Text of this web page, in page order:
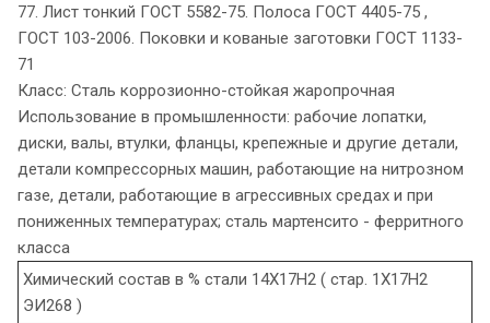
77. Лист тонкий ГОСТ 5582-75. Полоса ГОСТ 4405-75 ,
ГОСТ 103-2006. Поковки и кованые заготовки ГОСТ 1133-
71
Класс: Сталь коррозионно-стойкая жаропрочная
Использование в промышленности: рабочие лопатки,
диски, валы, втулки, фланцы, крепежные и другие детали,
детали компрессорных машин, работающие на нитрозном
газе, детали, работающие в агрессивных средах и при
пониженных температурах; сталь мартенсито - ферритного
класса
Химический состав в % стали 14Х17Н2 ( стар. 1Х17Н2
ЭИ268 )